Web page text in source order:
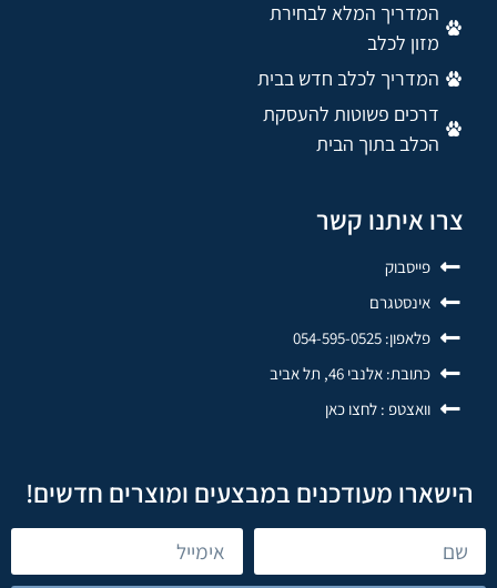
המדריך המלא לבחירת
מזון לכלב
המדריך לכלב חדש בבית
דרכים פשוטות להעסקת
הכלב בתוך הבית
צרו איתנו קשר
פייסבוק
אינסטגרם
פלאפון: 054-595-0525
כתובת: אלנבי 46, תל אביב
וואצטפ : לחצו כאן
הישארו מעודכנים במבצעים ומוצרים חדשים!